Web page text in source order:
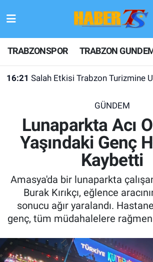
TRABZONSPOR TRABZON
16:21 Salah Etkisi Trabzon Turizmine
GÜNDEM
Lunaparkta Acı
Yaşındaki Genç
Kaybetti
Amasya'da bir lunaparkta
Burak Kırıkçı, eğlence
sonucu ağır yaralandı.
genç, tüm müdahalelere rağmen
TRABZONSPOR
TRABZON GUNDEMI
KULİS MEYDANI
1461 TRABZON
FUTBOL
ALT LIGLER
TV VE SİNEMA
Hava Durumu
Trafik Durumu
Son Dakika Haberleri